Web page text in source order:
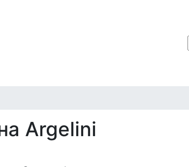
Argelini